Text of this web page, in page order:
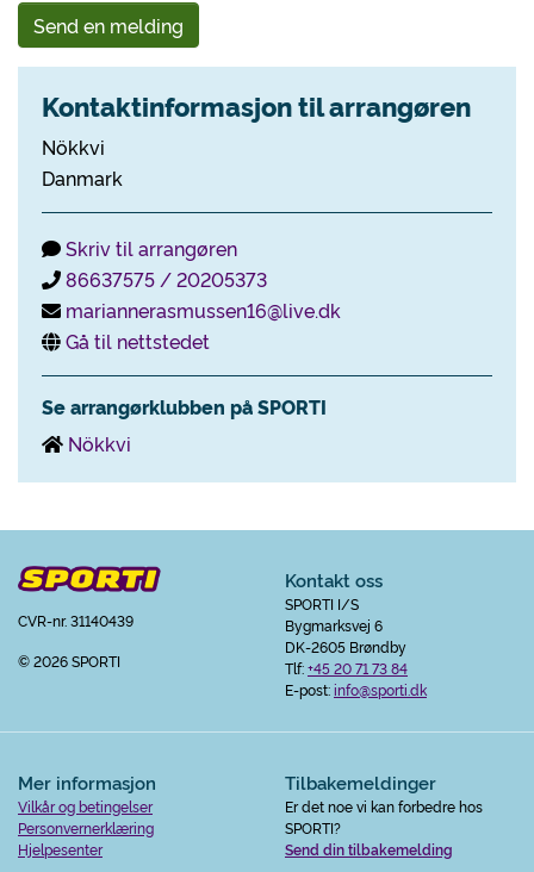
Send en melding
Kontaktinformasjon til arrangøren
Nökkvi
Danmark
Skriv til arrangøren
86637575 / 20205373
mariannerasmussen16@live.dk
Gå til nettstedet
Se arrangørklubben på SPORTI
Nökkvi
CVR-nr. 31140439
© 2026 SPORTI
Kontakt oss
SPORTI I/S
Bygmarksvej 6
DK-2605 Brøndby
Tlf:+45 20 71 73 84
E-post:info@sporti.dk
Mer informasjon
Vilkår og betingelser
Personvernerklæring
Hjelpesenter
Tilbakemeldinger
Er det noe vi kan forbedre hos
SPORTI?
Send din tilbakemelding